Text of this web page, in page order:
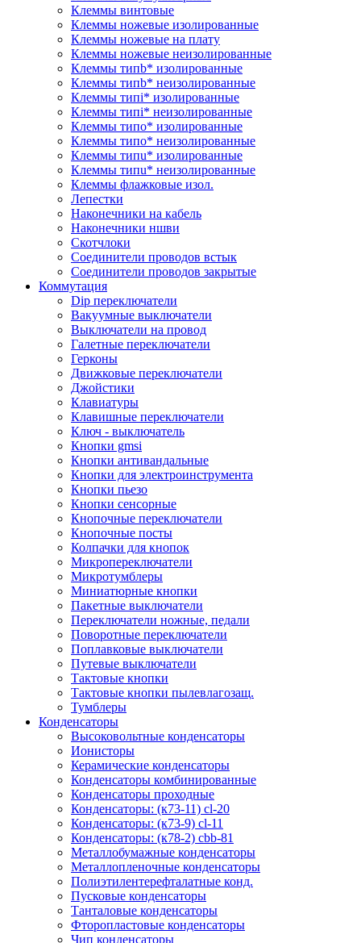
Клеммы винтовые
Клеммы ножевые изолированные
Клеммы ножевые на плату
Клеммы ножевые неизолированные
Клеммы типb* изолированные
Клеммы типb* неизолированные
Клеммы типi* изолированные
Клеммы типi* неизолированные
Клеммы типo* изолированные
Клеммы типo* неизолированные
Клеммы типu* изолированные
Клеммы типu* неизолированные
Клеммы флажковые изол.
Лепестки
Наконечники на кабель
Наконечники ншви
Скотчлоки
Соединители проводов встык
Соединители проводов закрытые
Коммутация
Dip переключатели
Вакуумные выключатели
Выключатели на провод
Галетные переключатели
Герконы
Движковые переключатели
Джойстики
Клавиатуры
Клавишные переключатели
Ключ - выключатель
Кнопки gmsi
Кнопки антивандальные
Кнопки для электроинструмента
Кнопки пьезо
Кнопки сенсорные
Кнопочные переключатели
Кнопочные посты
Колпачки для кнопок
Микропереключатели
Микротумблеры
Миниатюрные кнопки
Пакетные выключатели
Переключатели ножные, педали
Поворотные переключатели
Поплавковые выключатели
Путевые выключатели
Тактовые кнопки
Тактовые кнопки пылевлагозащ.
Тумблеры
Конденсаторы
Высоковольтные конденсаторы
Ионисторы
Керамические конденсаторы
Конденсаторы комбинированные
Конденсаторы проходные
Конденсаторы: (к73-11) cl-20
Конденсаторы: (к73-9) cl-11
Конденсаторы: (к78-2) cbb-81
Металлобумажные конденсаторы
Металлопленочные конденсаторы
Полиэтилентерефталатные конд.
Пусковые конденсаторы
Танталовые конденсаторы
Фторопластовые конденсаторы
Чип конденсаторы